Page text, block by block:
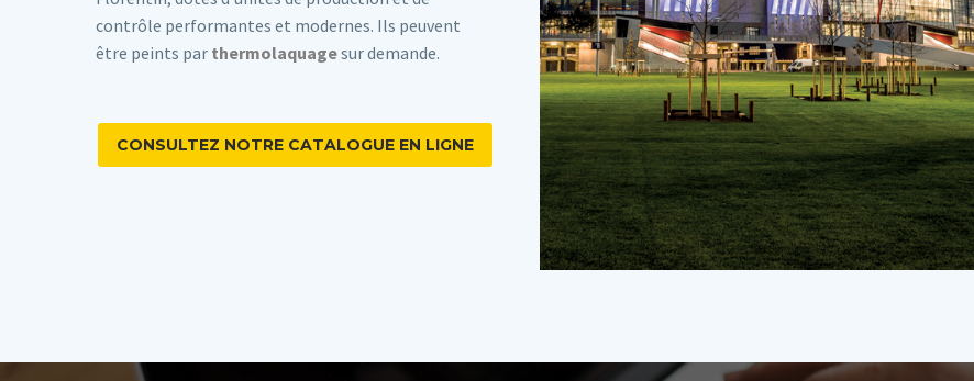
contrôle performantes et modernes. Ils peuvent
être peints par thermolaquagesur demande.
CONSULTEZ NOTRE CATALOGUE EN LIGNE